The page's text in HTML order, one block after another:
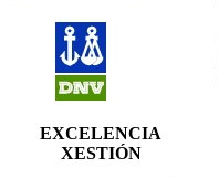
EXCELENCIA
XESTIÓN